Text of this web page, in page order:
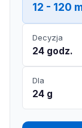
12 - 120
Decyzja
24 godz.
Dla
24 g